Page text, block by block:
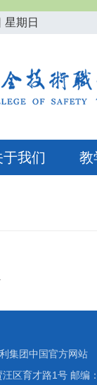
星期日
于我们 教
集团中国官方网站
区育才路1号 邮编